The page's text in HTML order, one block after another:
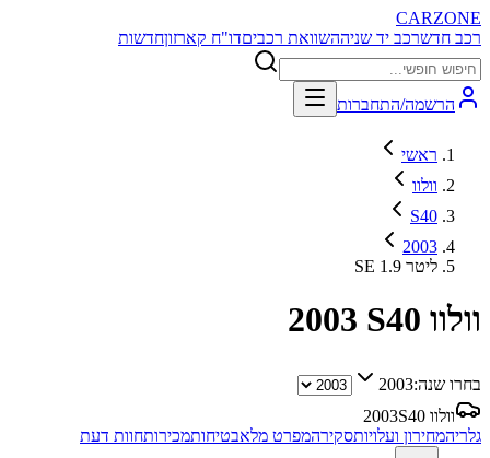
CARZONE
רכב חדשרכב יד שניההשוואת רכביםדו"ח קארזוןחדשות
הרשמה/התחברות
ראשי
וולוו
S40
2003
SE 1.9 ליטר
וולוו S40 2003
בחרו שנה:2003
וולוו S40
2003
גלריהמחירון ועלויותסקירהמפרט מלאבטיחותמכירותחוות דעת